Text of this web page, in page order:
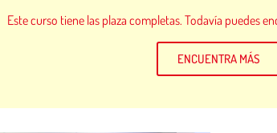
Este curso tiene las plaza completas. Todavía puedes
ENCUENTRA MÁS